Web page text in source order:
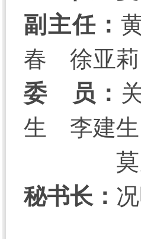
副主任：
春 徐亚
委 员：
生 李建
秘书长：